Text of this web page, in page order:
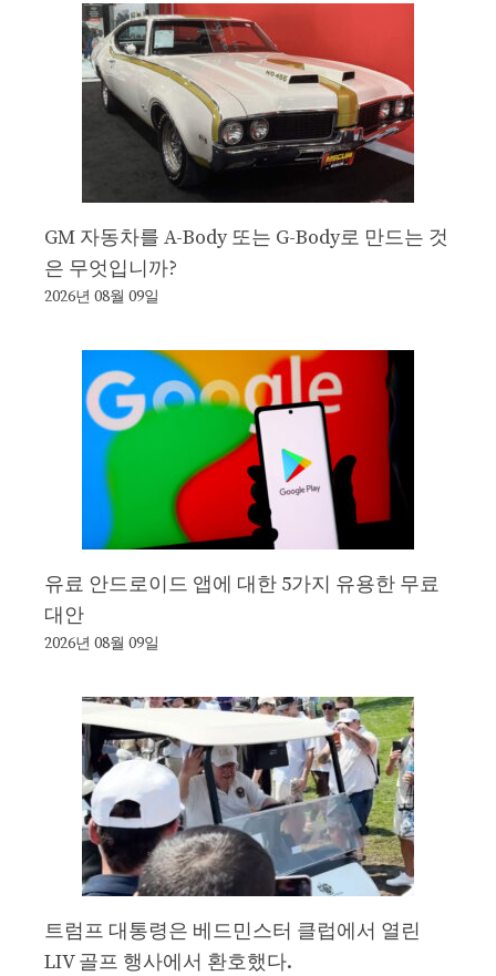
GM 자동차를 A-Body 또는 G-Body로 만드는 것
은 무엇입니까?
2026년 08월 09일
유료 안드로이드 앱에 대한 5가지 유용한 무료
대안
2026년 08월 09일
트럼프 대통령은 베드민스터 클럽에서 열린
LIV 골프 행사에서 환호했다.